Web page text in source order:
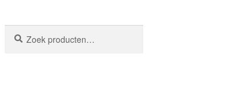
naar: